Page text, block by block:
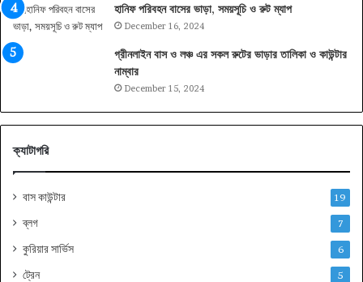
হানিফ পরিবহন বাসের ভাড়া, সময়সূচি ও রুট ম্যাপ
December 16, 2024
গ্রীনলাইন বাস ও লঞ্চ এর সকল রুটের ভাড়ার তালিকা ও কাউন্টার
নাম্বার
December 15, 2024
ক্যাটাগরি
বাস কাউন্টার 19
ব্লগ 7
কুরিয়ার সার্ভিস 6
ট্রেন 5